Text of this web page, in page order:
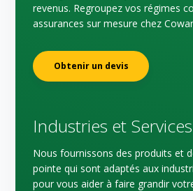
revenus. Regroupez vos régimes
assurances sur mesure chez
Obtenir un devis
Industries et Services
Nous fournissons des produits et
pointe qui sont adaptés aux
pour vous aider à faire grandir